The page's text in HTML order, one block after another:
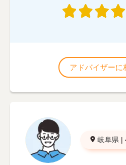
アドバイザーに
岐阜県 |